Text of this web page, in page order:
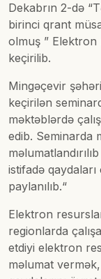
Dekabrın 2-də
birinci qrant
olmuş ” Elektron
keçirilib.
Mingəçevir
keçirilən
məktəblərdə
edib. Seminarda
istifadə
paylanılıb.“
Elektron
regionlarda
etdiyi elektron
məlumat